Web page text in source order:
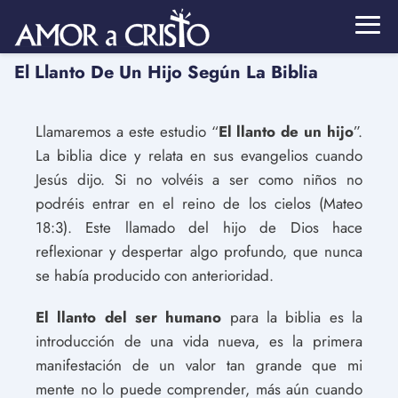
El Llanto De Un Hijo Según La Biblia
Llamaremos a este estudio “El llanto de un hijo”.
La biblia dice y relata en sus evangelios cuando
Jesús dijo. Si no volvéis a ser como niños no
podréis entrar en el reino de los cielos (Mateo
18:3). Este llamado del hijo de Dios hace
reflexionar y despertar algo profundo, que nunca
se había producido con anterioridad.
El llanto del ser humano para la biblia es la
introducción de una vida nueva, es la primera
manifestación de un valor tan grande que mi
mente no lo puede comprender, más aún cuando